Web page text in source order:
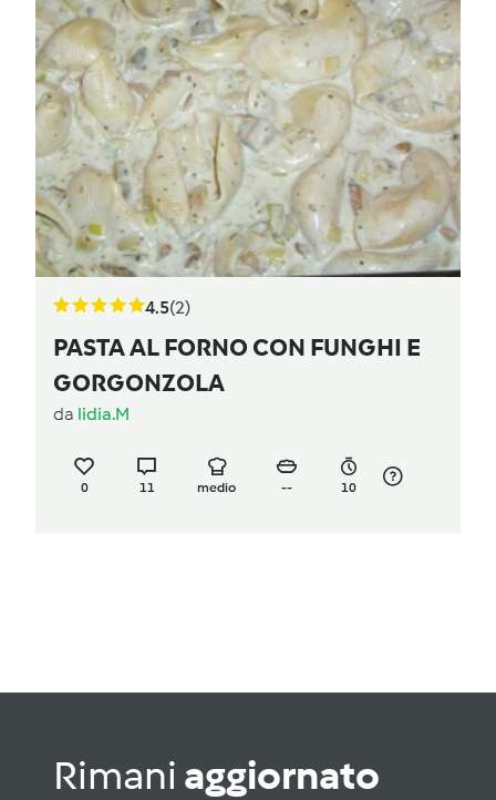
4.5(2)
PASTA AL FORNO CON FUNGHI E
GORGONZOLA
da lidia.M
0 11 medio -- 10
Rimani aggiornato